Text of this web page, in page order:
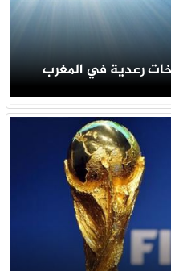
رعدية في المغرب